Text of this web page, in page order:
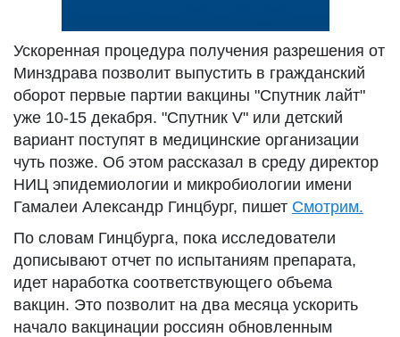
Ускоренная процедура получения разрешения от
Минздрава позволит выпустить в гражданский
оборот первые партии вакцины "Спутник лайт"
уже 10-15 декабря. "Спутник V" или детский
вариант поступят в медицинские организации
чуть позже. Об этом рассказал в среду директор
НИЦ эпидемиологии и микробиологии имени
Гамалеи Александр Гинцбург, пишет Смотрим.
По словам Гинцбурга, пока исследователи
дописывают отчет по испытаниям препарата,
идет наработка соответствующего объема
вакцин. Это позволит на два месяца ускорить
начало вакцинации россиян обновленным